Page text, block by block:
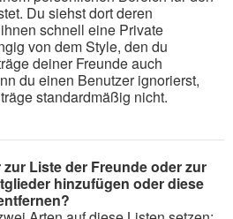
Du siehst dort deren
schnell eine Private
von dem Style, den du
deiner Freunde auch
du einen Benutzer ignorierst,
standardmäßig nicht.
Liste der Freunde oder zur
hinzufügen oder diese